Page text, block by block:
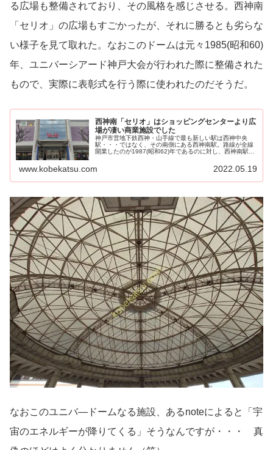
る広場も整備されており、その風格を感じさせる。西神南
「セリオ」の広場もすごかったが、それに勝るとも劣らな
い様子を見て取れた。なおこのドームは元々1985(昭和60)
年、ユニバーシアード神戸大会が行われた際に整備された
もので、実際に表彰式を行う際に使われたのだそうだ。
西神南「セリオ」はショッピングセンターより広
場が凄い商業施設でした
神戸市営地下鉄西神・山手線で最も新しい駅は西神中央
駅・・・ではなく、その南側にある西神南駅。路線が全線
開業したのが1987(昭和62)年であるのに対し、西神南駅が
www.kobekatsu.com 2022.05.19
なおこのユニバ―ドームなる施設、あるnoteによると「宇
宙のエネルギーが降りてくる」そうなんですが・・・ 真